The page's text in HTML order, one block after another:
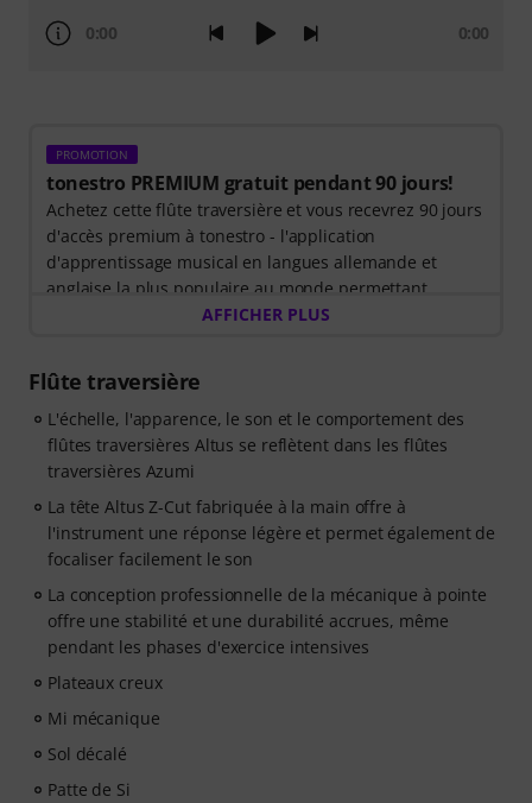
0:00 0:00
PROMOTION
tonestro PREMIUM gratuit pendant 90 jours!
Achetez cette flûte traversière et vous recevrez 90 jours
d'accès premium à tonestro - l'application
d'apprentissage musical en langues allemande et
anglaise la plus populaire au monde permettant
d'apprendre la flûte traversière tout en rendant la
interactives étape par étape
avec un enregistrement d'accompagnement de haute
qualitéet plus de 270 exercices ciblés. Le Live-
Feedback interactif de tonestro vous écoute pendant
que vous jouez, analyse chaque note jouée et vous
donne un retour immédiat sur la hauteur et le rythme.
Profitez dès maintenant de l'occasion pour développer
flexible, efficace et amusante - à tout moment et en
tout lieu. Aucun renouvellement automatique !
AFFICHER PLUS
Flûte traversière
L'échelle, l'apparence, le son et le comportement des
flûtes traversières Altus se reflètent dans les flûtes
traversières Azumi
La tête Altus Z-Cut fabriquée à la main offre à
l'instrument une réponse légère et permet également de
focaliser facilement le son
La conception professionnelle de la mécanique à pointe
offre une stabilité et une durabilité accrues, même
pendant les phases d'exercice intensives
Plateaux creux
Mi mécanique
Sol décalé
Patte de Si